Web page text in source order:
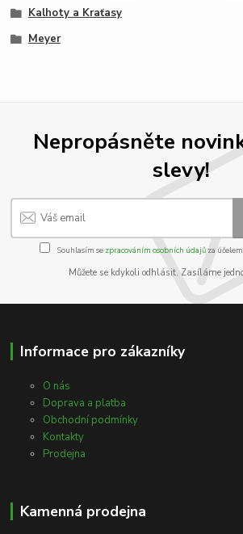
Kalhoty a Kraťasy
Meyer
Nepropásněte
slevy!
Souhlasím se zpracováním osobních údajůza
Můžete se kdykoli odhlásit. Zasíláme
Informace pro zákazníky
O nás
Doprava a platba
Obchodní podmínky
Kontakty
Prodejna
Kamenná prodejna